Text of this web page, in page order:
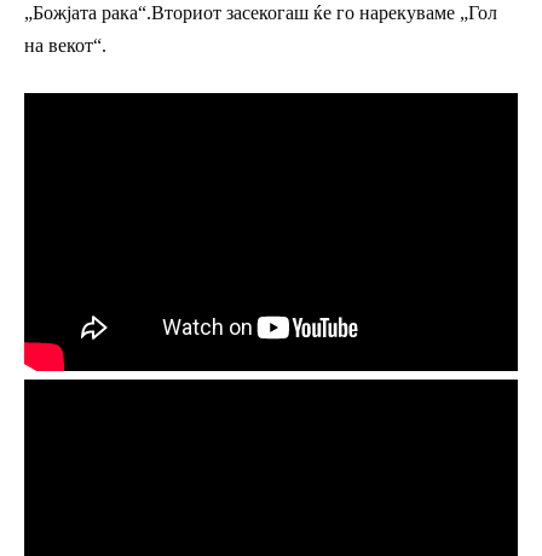
„Божјата рака“.Вториот засекогаш ќе го нарекуваме „Гол
на векот“.